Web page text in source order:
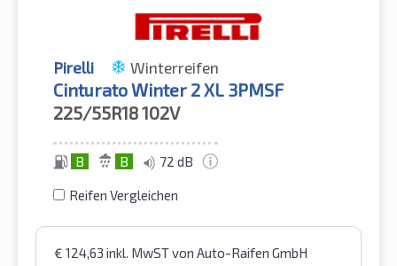
Pirelli Winterreifen
Cinturato Winter 2 XL 3PMSF
225/55R18102V
B B 72 dB
Reifen Vergleichen
€ 124,63 inkl. MwSTvon Auto-Raifen GmbH